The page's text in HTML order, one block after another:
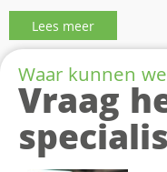
Lees meer
Waar kunnen
Vraag